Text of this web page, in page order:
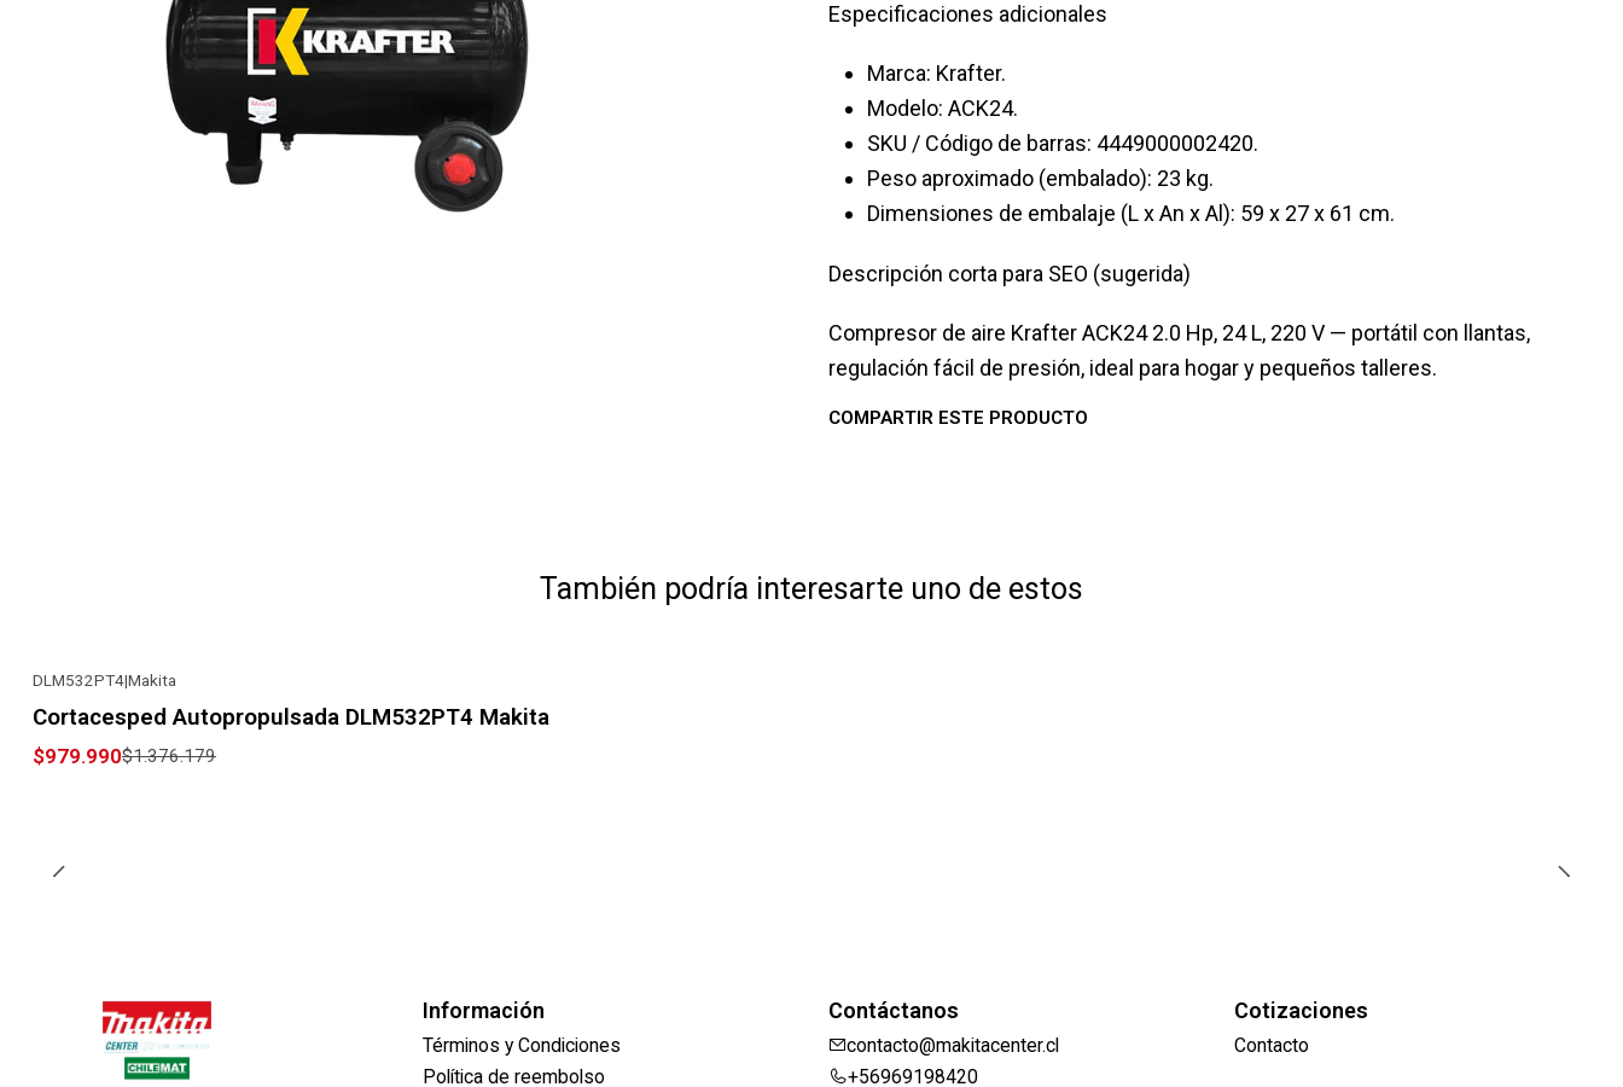
Especificaciones adicionales
Marca: Krafter.
Modelo: ACK24.
SKU / Código de barras: 4449000002420.
Peso aproximado (embalado): 23 kg.
Dimensiones de embalaje (L x An x Al): 59 x 27 x 61 cm.
Descripción corta para SEO (sugerida)
Compresor de aire Krafter ACK24 2.0 Hp, 24 L, 220 V — portátil con llantas,
regulación fácil de presión, ideal para hogar y pequeños talleres.
COMPARTIR ESTE PRODUCTO
También podría interesarte uno de estos
DLM532PT4|Makita
Cortacesped Autopropulsada DLM532PT4 Makita
$979.990$1.376.179
Información
Términos y Condiciones
Política de reembolso
Contáctanos
contacto@makitacenter.cl
+56969198420
Cotizaciones
Contacto